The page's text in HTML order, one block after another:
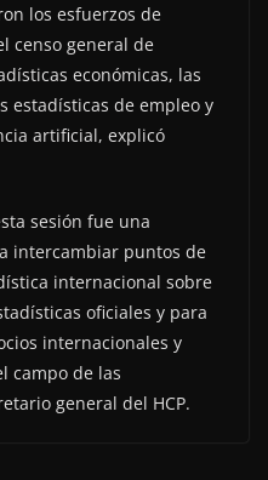
los esfuerzos de
censo general de
económicas, las
estadísticas de empleo y
artificial, explicó
sesión fue una
intercambiar puntos de
internacional sobre
oficiales y para
internacionales y
campo de las
general del HCP.